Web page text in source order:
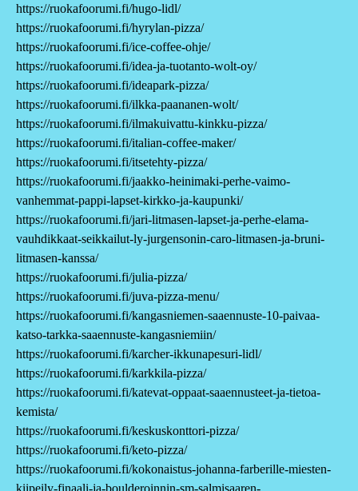
https://ruokafoorumi.fi/hugo-lidl/
https://ruokafoorumi.fi/hyrylan-pizza/
https://ruokafoorumi.fi/ice-coffee-ohje/
https://ruokafoorumi.fi/idea-ja-tuotanto-wolt-oy/
https://ruokafoorumi.fi/ideapark-pizza/
https://ruokafoorumi.fi/ilkka-paananen-wolt/
https://ruokafoorumi.fi/ilmakuivattu-kinkku-pizza/
https://ruokafoorumi.fi/italian-coffee-maker/
https://ruokafoorumi.fi/itsetehty-pizza/
https://ruokafoorumi.fi/jaakko-heinimaki-perhe-vaimo-
vanhemmat-pappi-lapset-kirkko-ja-kaupunki/
https://ruokafoorumi.fi/jari-litmasen-lapset-ja-perhe-elama-
vauhdikkaat-seikkailut-ly-jurgensonin-caro-litmasen-ja-bruni-
litmasen-kanssa/
https://ruokafoorumi.fi/julia-pizza/
https://ruokafoorumi.fi/juva-pizza-menu/
https://ruokafoorumi.fi/kangasniemen-saaennuste-10-paivaa-
katso-tarkka-saaennuste-kangasniemiin/
https://ruokafoorumi.fi/karcher-ikkunapesuri-lidl/
https://ruokafoorumi.fi/karkkila-pizza/
https://ruokafoorumi.fi/katevat-oppaat-saaennusteet-ja-tietoa-
kemista/
https://ruokafoorumi.fi/keskuskonttori-pizza/
https://ruokafoorumi.fi/keto-pizza/
https://ruokafoorumi.fi/kokonaistus-johanna-farberille-miesten-
kiipeily-finaali-ja-boulderoinnin-sm-salmisaaren-